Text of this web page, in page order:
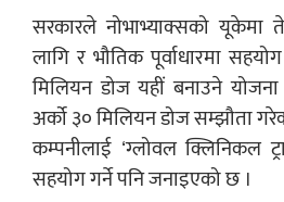
सरकारले नोभाभ्याक्सको यूकेमा
लागि र भौतिक पूर्वाधारमा
मिलियन डोज यहीं बनाउने
अर्को ३० मिलियन डोज सम्झौता
कम्पनीलाई ‘ग्लोवल क्लिनिकल
सहयोग गर्ने पनि जनाइएको छ ।